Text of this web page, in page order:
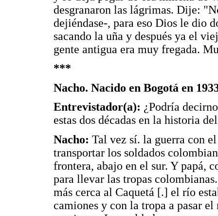
desgranaron las lágrimas. Dije:
dejiéndase-, para eso Dios le dio
sacando la uña y después ya el
gente antigua era muy fregada.
***
Nacho. Nacido en Bogotá en
Entrevistador(a): ¿Podría
estas dos décadas en la historia
Nacho: Tal vez sí. la guerra con
transportar los soldados
frontera, abajo en el sur. Y papá,
para llevar las tropas
más cerca al Caquetá [.] el río
camiones y con la tropa a pasar